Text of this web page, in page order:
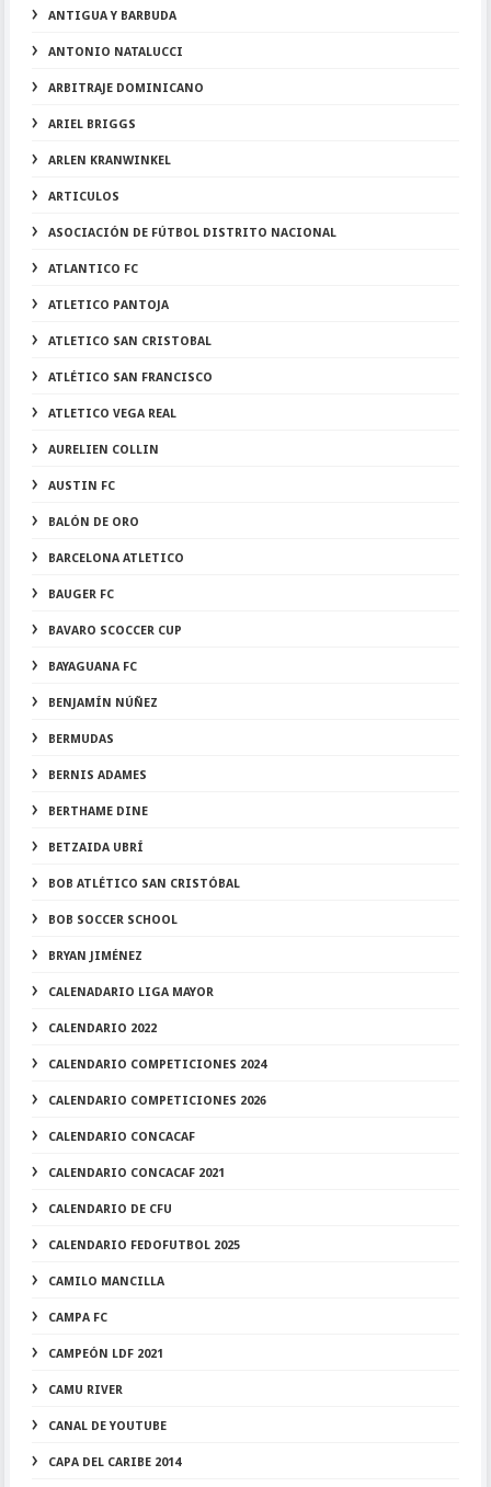
ANTIGUA Y BARBUDA
ANTONIO NATALUCCI
ARBITRAJE DOMINICANO
ARIEL BRIGGS
ARLEN KRANWINKEL
ARTICULOS
ASOCIACIÓN DE FÚTBOL DISTRITO NACIONAL
ATLANTICO FC
ATLETICO PANTOJA
ATLETICO SAN CRISTOBAL
ATLÉTICO SAN FRANCISCO
ATLETICO VEGA REAL
AURELIEN COLLIN
AUSTIN FC
BALÓN DE ORO
BARCELONA ATLETICO
BAUGER FC
BAVARO SCOCCER CUP
BAYAGUANA FC
BENJAMÍN NÚÑEZ
BERMUDAS
BERNIS ADAMES
BERTHAME DINE
BETZAIDA UBRÍ
BOB ATLÉTICO SAN CRISTÓBAL
BOB SOCCER SCHOOL
BRYAN JIMÉNEZ
CALENADARIO LIGA MAYOR
CALENDARIO 2022
CALENDARIO COMPETICIONES 2024
CALENDARIO COMPETICIONES 2026
CALENDARIO CONCACAF
CALENDARIO CONCACAF 2021
CALENDARIO DE CFU
CALENDARIO FEDOFUTBOL 2025
CAMILO MANCILLA
CAMPA FC
CAMPEÓN LDF 2021
CAMU RIVER
CANAL DE YOUTUBE
CAPA DEL CARIBE 2014